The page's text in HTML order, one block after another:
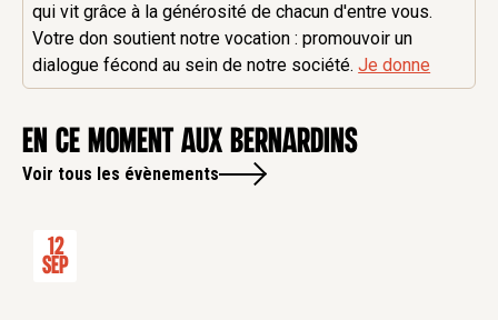
qui vit grâce à la générosité de chacun d'entre vous.
Votre don soutient notre vocation : promouvoir un
dialogue fécond au sein de notre société.Je donne
en ce moment aux Bernardins
Voir tous les évènements
12
Sep